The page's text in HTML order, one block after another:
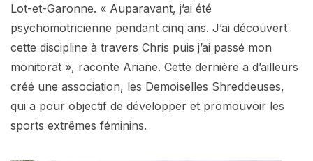
Lot-et-Garonne. « Auparavant, j’ai été
psychomotricienne pendant cinq ans. J’ai découvert
cette discipline à travers Chris puis j’ai passé mon
monitorat », raconte Ariane. Cette dernière a d’ailleurs
créé une association, les Demoiselles Shreddeuses,
qui a pour objectif de développer et promouvoir les
sports extrêmes féminins.